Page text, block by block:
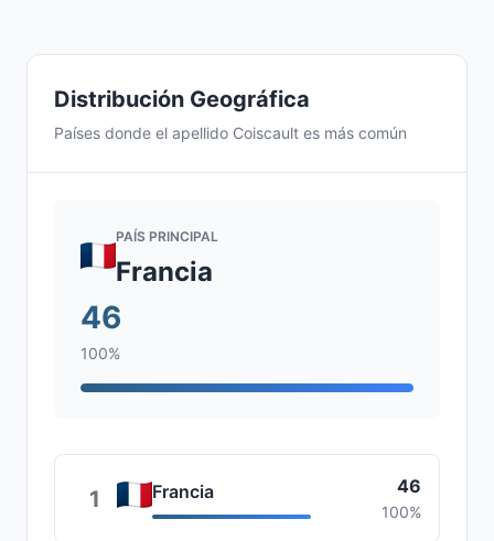
Distribución Geográfica
Países donde el apellido Coiscault es más común
PAÍS PRINCIPAL
Francia
46
100%
1 Francia 46
100%